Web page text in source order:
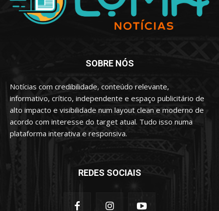
SOBRE NÓS
Notícias com credibilidade, conteúdo relevante,
informativo, crítico, independente e espaço publicitário de
alto impacto e visibilidade num layout clean e moderno de
acordo com interesse do target atual. Tudo isso numa
plataforma interativa e responsiva.
REDES SOCIAIS